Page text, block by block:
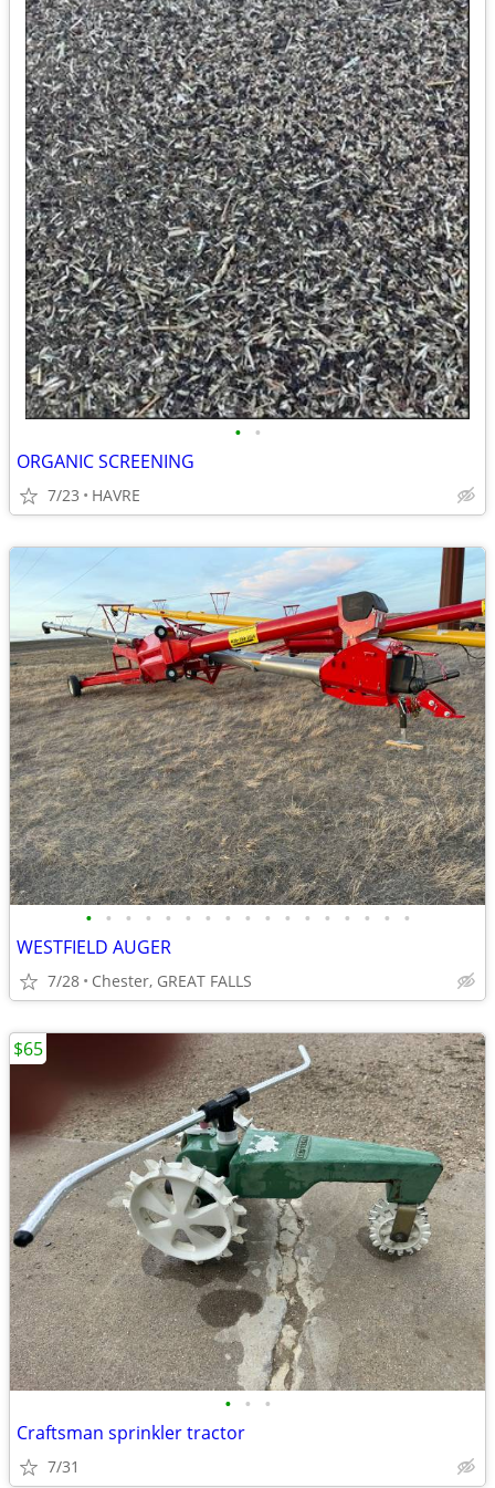
• •
ORGANIC SCREENING
7/23 HAVRE
• • • • • • • • • • • • • • • • •
WESTFIELD AUGER
7/28 Chester, GREAT FALLS
• • •
Craftsman sprinkler tractor
7/31
$65